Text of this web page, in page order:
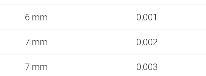
6 mm 0,001
7 mm 0,002
7 mm 0,003